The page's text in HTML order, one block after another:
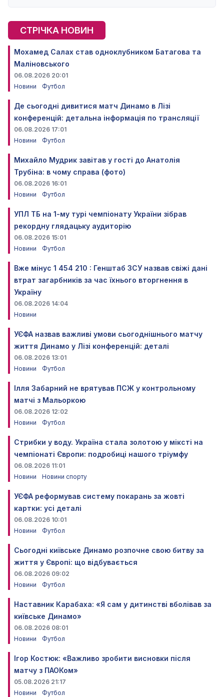
СТРІЧКА НОВИН
Мохамед Салах став одноклубником Батагова та
Маліновського
06.08.2026 20:01
Новини
Футбол
Де сьогодні дивитися матч Динамо в Лізі
конференцій: детальна інформація по трансляції
06.08.2026 17:01
Новини
Футбол
Михайло Мудрик завітав у гості до Анатолія
Трубіна: в чому справа (фото)
06.08.2026 16:01
Новини
Футбол
УПЛ ТБ на 1-му турі чемпіонату України зібрав
рекордну глядацьку аудиторію
06.08.2026 15:01
Новини
Футбол
Вже мінус 1 454 210 : Генштаб ЗСУ назвав свіжі дані
втрат загарбників за час їхнього вторгнення в
Україну
06.08.2026 14:04
Новини
УЄФА назвав важливі умови сьогоднішнього матчу
життя Динамо у Лізі конференцій: деталі
06.08.2026 13:01
Новини
Футбол
Ілля Забарний не врятував ПСЖ у контрольному
матчі з Мальоркою
06.08.2026 12:02
Новини
Футбол
Стрибки у воду. Україна стала золотою у міксті на
чемпіонаті Європи: подробиці нашого тріумфу
06.08.2026 11:01
Новини
Новини спорту
УЄФА реформував систему покарань за жовті
картки: усі деталі
06.08.2026 10:01
Новини
Футбол
Сьогодні київське Динамо розпочне свою битву за
життя у Європі: що відбувається
06.08.2026 09:02
Новини
Футбол
Наставник Карабаха: «Я сам у дитинстві вболівав за
київське Динамо»
06.08.2026 08:01
Новини
Футбол
Ігор Костюк: «Важливо зробити висновки після
матчу з ПАОКом»
05.08.2026 21:17
Новини
Футбол